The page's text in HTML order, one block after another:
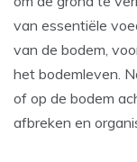
van essentiële
van de bodem,
het bodemleven.
of op de bodem
afbreken en